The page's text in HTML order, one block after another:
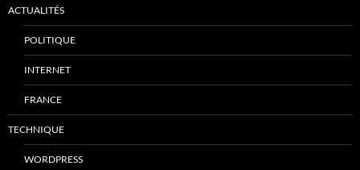
ACTUALITÉS
POLITIQUE
INTERNET
FRANCE
TECHNIQUE
WORDPRESS